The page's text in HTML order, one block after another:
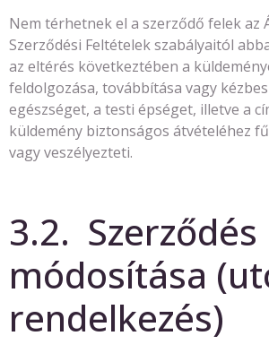
Nem térhetnek el a szerződő felek az
Szerződési Feltételek szabályaitól
az eltérés következtében a
feldolgozása, továbbítása vagy
egészséget, a testi épséget, illetve a
küldemény biztonságos átvételéhez
vagy veszélyezteti.
3.2. Szerződés
módosítása
rendelkezés)